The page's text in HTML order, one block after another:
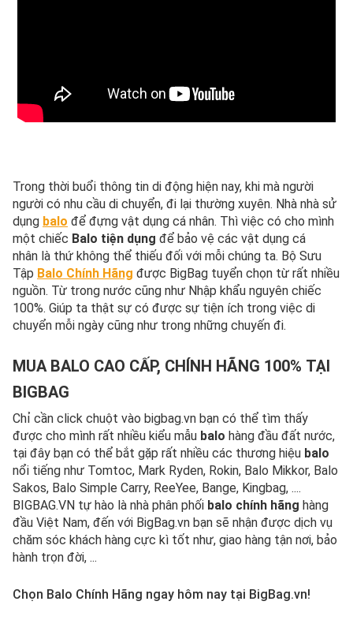
Trong thời buổi thông tin di động hiện nay, khi mà người
người có nhu cầu di chuyển, đi lại thường xuyên. Nhà nhà sử
dụng balo để đựng vật dụng cá nhân. Thì việc có cho mình
một chiếc Balo tiện dụng để bảo vệ các vật dụng cá
nhân là thứ không thể thiếu đối với mỗi chúng ta. Bộ Sưu
Tập Balo Chính Hãng được BigBag tuyển chọn từ rất nhiều
nguồn. Từ trong nước cũng như Nhập khẩu nguyên chiếc
100%. Giúp ta thật sự có được sự tiện ích trong việc di
chuyển mỗi ngày cũng như trong những chuyến đi.
MUA BALO CAO CẤP, CHÍNH HÃNG 100% TẠI
BIGBAG
Chỉ cần click chuột vào bigbag.vn bạn có thể tìm thấy
được cho mình rất nhiều kiểu mẫu balo hàng đầu đất nước,
tại đây bạn có thể bắt gặp rất nhiều các thương hiệu balo
nổi tiếng như Tomtoc, Mark Ryden, Rokin, Balo Mikkor, Balo
Sakos, Balo Simple Carry, ReeYee, Bange, Kingbag, ....
BIGBAG.VN tự hào là nhà phân phối balo chính hãng hàng
đầu Việt Nam, đến với BigBag.vn bạn sẽ nhận được dịch vụ
chăm sóc khách hàng cực kì tốt như, giao hàng tận nơi, bảo
hành trọn đời, ...
Chọn Balo Chính Hãng ngay hôm nay tại BigBag.vn!